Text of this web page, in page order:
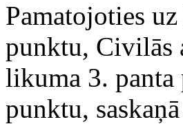
Pamatojoties
punktu, Civilās
likuma 3. panta
punktu,